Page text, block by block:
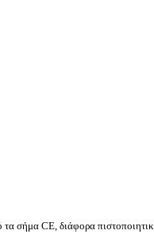
σήμα CE, διάφορα